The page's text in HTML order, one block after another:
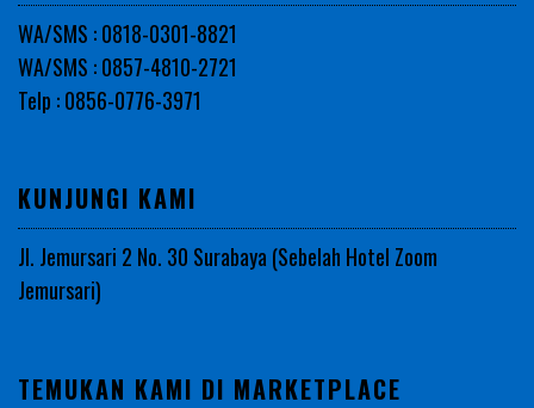
WA/SMS : 0818-0301-8821
WA/SMS : 0857-4810-2721
Telp : 0856-0776-3971
KUNJUNGI KAMI
Jl. Jemursari 2 No. 30 Surabaya (Sebelah Hotel Zoom
Jemursari)
TEMUKAN KAMI DI MARKETPLACE